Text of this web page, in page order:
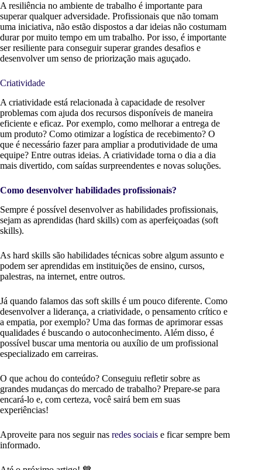
A resiliência no ambiente de trabalho é importante para
superar qualquer adversidade. Profissionais que não tomam
uma iniciativa, não estão dispostos a dar ideias não costumam
durar por muito tempo em um trabalho. Por isso, é importante
ser resiliente para conseguir superar grandes desafios e
desenvolver um senso de priorização mais aguçado.
Criatividade
A criatividade está relacionada à capacidade de resolver
problemas com ajuda dos recursos disponíveis de maneira
eficiente e eficaz. Por exemplo, como melhorar a entrega de
um produto? Como otimizar a logística de recebimento? O
que é necessário fazer para ampliar a produtividade de uma
equipe? Entre outras ideias. A criatividade torna o dia a dia
mais divertido, com saídas surpreendentes e novas soluções.
Como desenvolver habilidades profissionais?
Sempre é possível desenvolver as habilidades profissionais,
sejam as aprendidas (hard skills) com as aperfeiçoadas (soft
skills).
As hard skills são habilidades técnicas sobre algum assunto e
podem ser aprendidas em instituições de ensino, cursos,
palestras, na internet, entre outros.
Já quando falamos das soft skills é um pouco diferente. Como
desenvolver a liderança, a criatividade, o pensamento crítico e
a empatia, por exemplo? Uma das formas de aprimorar essas
qualidades é buscando o autoconhecimento. Além disso, é
possível buscar uma mentoria ou auxílio de um profissional
especializado em carreiras.
O que achou do conteúdo? Conseguiu refletir sobre as
grandes mudanças do mercado de trabalho? Prepare-se para
encará-lo e, com certeza, você sairá bem em suas
experiências!
Aproveite para nos seguir nas redes sociais e ficar sempre bem
informado.